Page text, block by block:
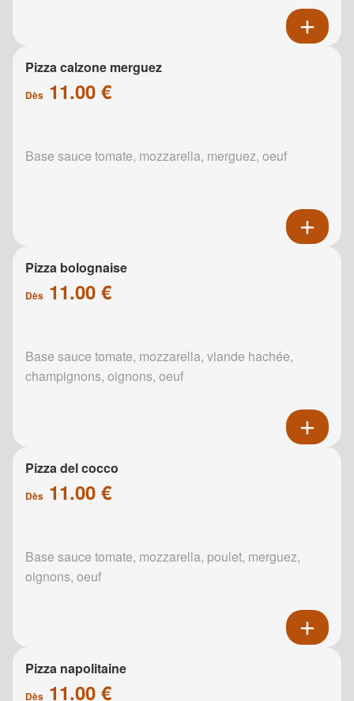
Pizza calzone merguez
Dès 11.00 €
Base sauce tomate, mozzarella, merguez, oeuf
Pizza bolognaise
Dès 11.00 €
Base sauce tomate, mozzarella, viande hachée,
champignons, oignons, oeuf
Pizza del cocco
Dès 11.00 €
Base sauce tomate, mozzarella, poulet, merguez,
oignons, oeuf
Pizza napolitaine
Dès 11.00 €